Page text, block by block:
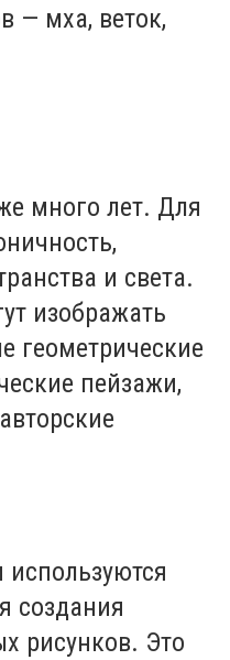
— мха, веток,
много лет. Для
и света.
изображать
геометрические
пейзажи,
создания
рисунков. Это